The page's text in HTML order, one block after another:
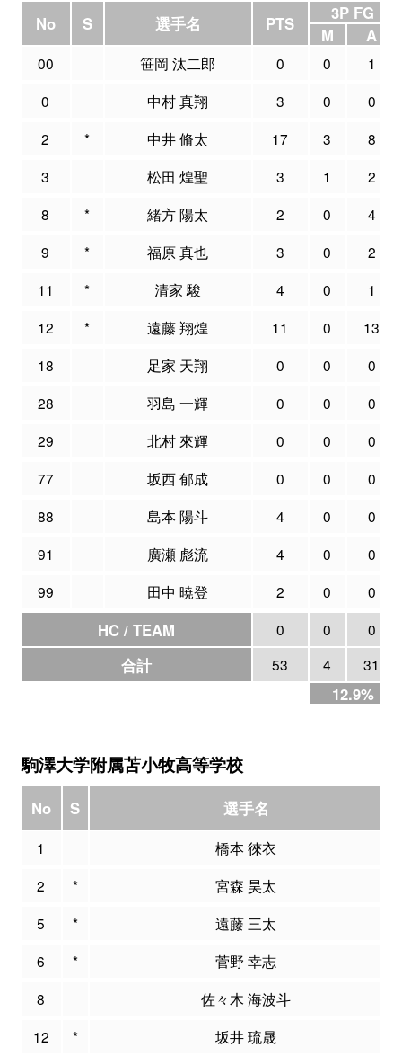
No S 選手名 PTS
3P FG
M
A
00 笹岡 汰二郎 0 0
1
0
中村 真翔 3 0
0
2
* 中井 脩太 17 3
8
3
松田 煌聖 3 1
2
8
* 緒方 陽太 2 0
4
9
* 福原 真也 3 0
2
11
* 清家 駿 4 0
1
12
* 遠藤 翔煌 11 0
13
18
足家 天翔 0 0
0
28
羽島 一輝 0 0
0
29
北村 來輝 0 0
0
77
坂西 郁成 0 0
0
88
島本 陽斗 4 0
0
91
廣瀬 彪流 4 0
0
99
田中 暁登 2 0 0
HC / TEAM 0 0 0
合計 53 4 31
12.9%
駒澤大学附属苫小牧高等学校
No S 選手名
1
橋本 徠衣
2
*
宮森 昊太
5
*
遠藤 三太
6
*
菅野 幸志
8
佐々木 海波斗
12
* 坂井 琉晟